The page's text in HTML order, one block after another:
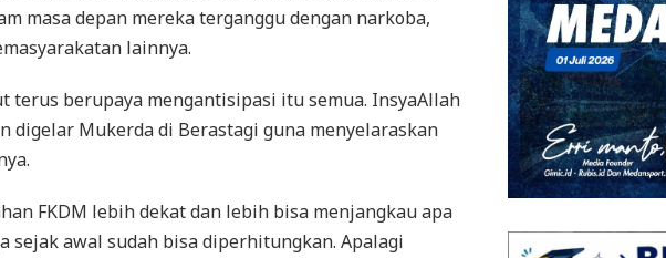
masa depan mereka terganggu dengan narkoba,
lainnya.
terus berupaya mengantisipasi itu semua. InsyaAllah
digelar Mukerda di Berastagi guna menyelaraskan
FKDM lebih dekat dan lebih bisa menjangkau apa
sejak awal sudah bisa diperhitungkan. Apalagi